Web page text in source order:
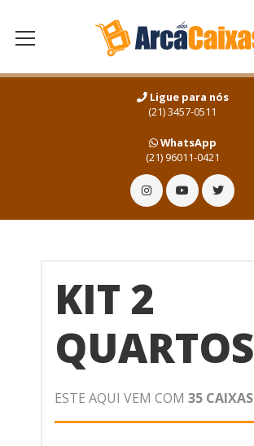
Ligue para nós
(21) 3457-0511
WhatsApp
(21) 96011-0421
KIT 2
QUARTOS
ESTE AQUI VEM COM 35 CAIXAS